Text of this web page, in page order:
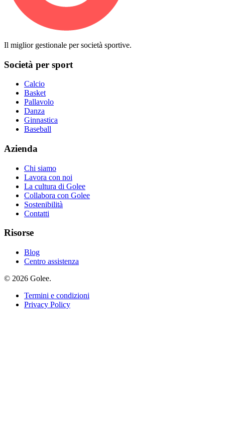
Il miglior gestionale per società sportive.
Società per sport
Calcio
Basket
Pallavolo
Danza
Ginnastica
Baseball
Azienda
Chi siamo
Lavora con noi
La cultura di Golee
Collabora con Golee
Sostenibilità
Contatti
Risorse
Blog
Centro assistenza
© 2026 Golee.
Termini e condizioni
Privacy Policy